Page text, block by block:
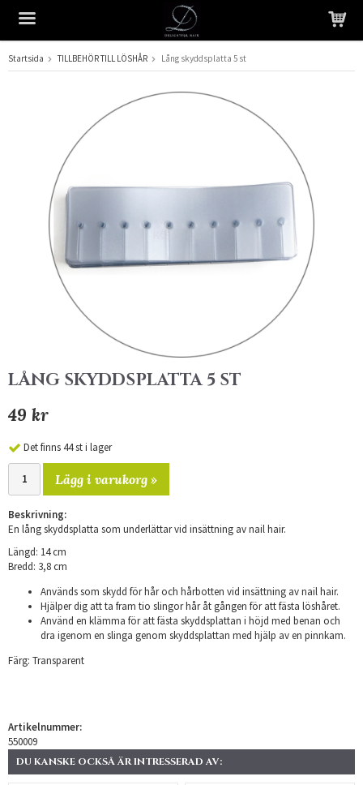
Produkten har blivit tillagd i varukorgen
Startsida TILLBEHÖR TILL LÖSHÅR Lång skyddsplatta 5 st
LÅNG SKYDDSPLATTA 5 ST
49 kr
Det finns 44 st i lager
Lägg i varukorg »
Beskrivning:
En lång skyddsplatta som underlättar vid insättning av nail hair.
Längd: 14 cm
Bredd: 3,8 cm
Används som skydd för hår och hårbotten vid insättning av nail hair.
Hjälper dig att ta fram tio slingor hår åt gången för att fästa löshåret.
Använd en klämma för att fästa skyddsplattan i höjd med benan och
dra igenom en slinga genom skyddsplattan med hjälp av en pinnkam.
Färg: Transparent
Artikelnummer:
550009
DU KANSKE OCKSÅ ÄR INTRESSERAD AV: